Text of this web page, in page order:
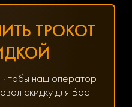
коврики для Kia Soul (3)
заполнив онлайн-
товаров? Наш
по телефону
08 или напишите в
Telegram. Менеджер
связанный с
ТРОКОТ
наш оператор
скидку для Вас